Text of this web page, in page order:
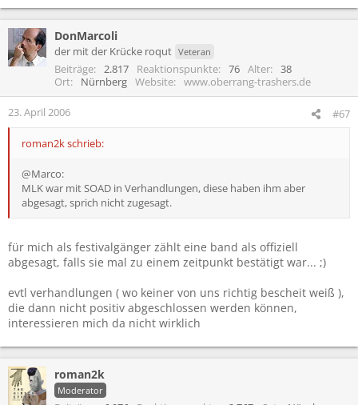
DonMarcoli
der mit der Krücke roqut Veteran
Beiträge 2.817 Reaktionspunkte 76 Alter
38
Ort
Nürnberg Website www.oberrang-trashers.de
23. April 2006 #67
roman2k schrieb:
@Marco:
MLK war mit SOAD in Verhandlungen, diese haben ihm aber
abgesagt, sprich nicht zugesagt.
für mich als festivalgänger zählt eine band als offiziell
abgesagt, falls sie mal zu einem zeitpunkt bestätigt war... ;)
evtl verhandlungen ( wo keiner von uns richtig bescheit weiß ),
die dann nicht positiv abgeschlossen werden können,
interessieren mich da nicht wirklich
roman2k
Moderator